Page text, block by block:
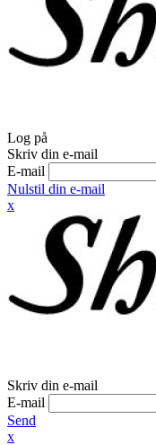
Log på
Skriv din e-mail
E-mail
Nulstil din e-mail
x
Skriv din e-mail
E-mail
Send
x